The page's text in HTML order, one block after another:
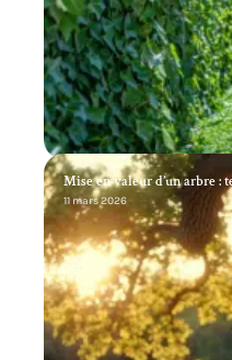
Mise en valeur d’un arbre :
11 mars 2026